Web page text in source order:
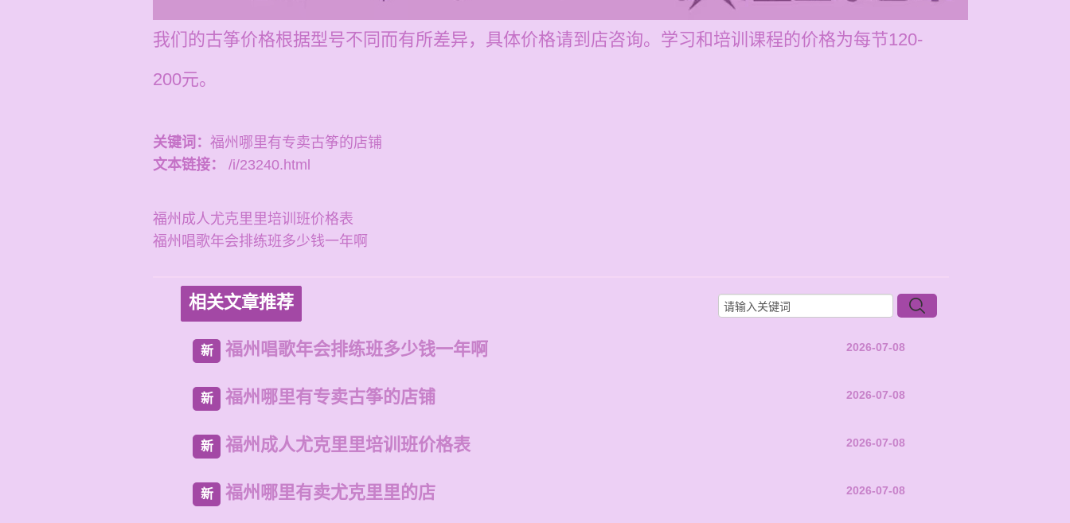
我们的古筝价格根据型号不同而有所差异，具体价格请到店咨询。学习和培训课程的价格为每节120-
200元。
关键词： 福州哪里有专卖古筝的店铺
文本链接：
/i/23240.html
福州成人尤克里里培训班价格表
福州唱歌年会排练班多少钱一年啊
相关文章推荐
新 福州唱歌年会排练班多少钱一年啊 2026-07-08
新 福州哪里有专卖古筝的店铺 2026-07-08
新 福州成人尤克里里培训班价格表 2026-07-08
新 福州哪里有卖尤克里里的店 2026-07-08